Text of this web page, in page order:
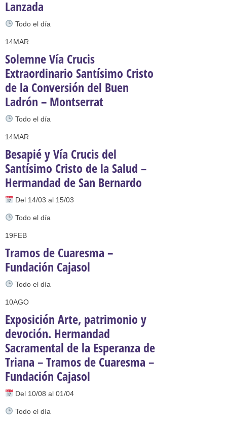
Lanzada
Todo el día
14MAR
Solemne Vía Crucis
Extraordinario Santísimo Cristo
de la Conversión del Buen
Ladrón – Montserrat
Todo el día
14MAR
Besapié y Vía Crucis del
Santísimo Cristo de la Salud –
Hermandad de San Bernardo
Del 14/03 al 15/03
Todo el día
19FEB
Tramos de Cuaresma –
Fundación Cajasol
Todo el día
10AGO
Exposición Arte, patrimonio y
devoción. Hermandad
Sacramental de la Esperanza de
Triana – Tramos de Cuaresma –
Fundación Cajasol
Del 10/08 al 01/04
Todo el día